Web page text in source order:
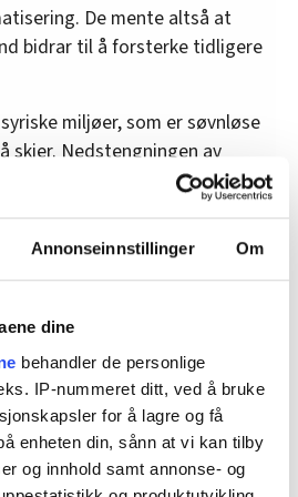
Annonseinnstillinger Om
dine
behandler de personlige
IP-nummeret ditt, ved å bruke
for å lagre og få
enheten din, sånn at vi kan tilby
og innhold samt annonse- og
De mente altså at
bidrar til å forsterke tidligere
miljøer, som er søvnløse
skjer. Nedstengningen av
kan trigge angsten som
er svært viktig å holde tjenester
hjelpetelefoner i drift.
over fem år gammel